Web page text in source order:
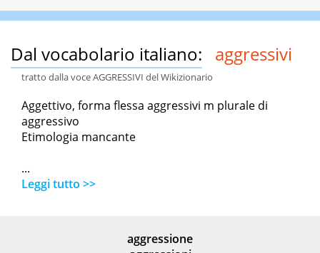
Dal vocabolario italiano: aggressivi
tratto dalla voce AGGRESSIVI del Wikizionario
Aggettivo, forma flessa aggressivi m plurale di
aggressivo
Etimologia mancante
...
Leggi tutto >>
aggressione